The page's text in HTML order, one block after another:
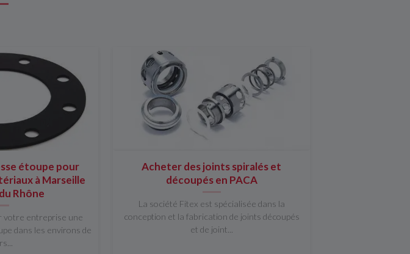
étoupe pour
à Marseille
Rhône
votre entreprise une
dans les environs de
Acheter des joints spiralés et
découpés en PACA
La société Fitex est spécialisée dans la
conception et la fabrication de joints découpés
et de joint...